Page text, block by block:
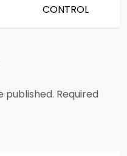
CONTROL
published. Required